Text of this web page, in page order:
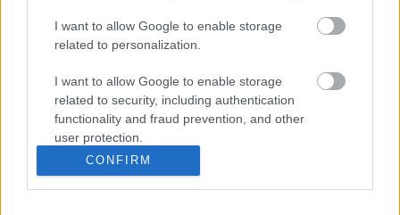
I want to allow Google to enable storage
related to personalization.
I want to allow Google to enable storage
related to security, including authentication
functionality and fraud prevention, and other
user protection.
CONFIRM
Στο πλαίσιο της επίσκεψής της στην Ελλάδα, η Ειδική
Απεσταλμένη του Γενικού Γραμματέα του ΟΗΕ για τη
Νεολαία, συμμετείχε στο Athens Democary Forum,
συνάντησε τοπικούς και κυβερνητικούς αξιωματούχους,
εκπροσώπους των Ηνωμένων Εθνών και οργανώσεις
νεολαίας και ενημερώθηκε για την κατάσταση της